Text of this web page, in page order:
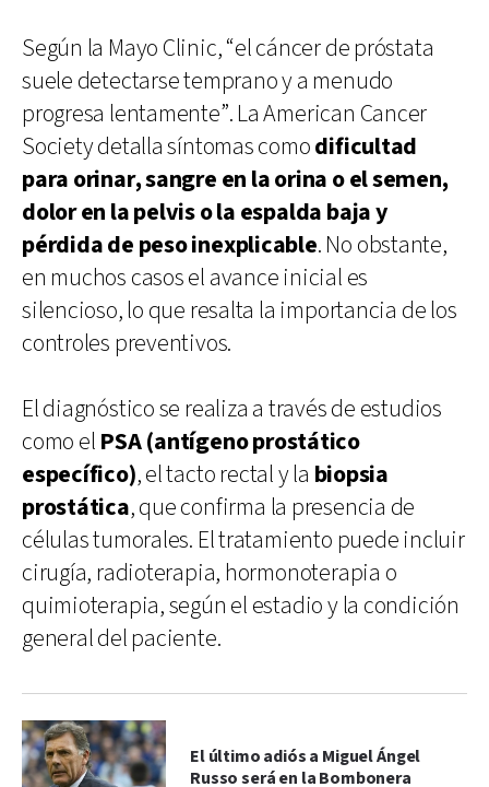
Según la Mayo Clinic, “el cáncer de próstata
suele detectarse temprano y a menudo
progresa lentamente”. La American Cancer
Society detalla síntomas comodificultad
para orinar, sangre en la orina o el semen,
dolor en la pelvis o la espalda baja y
pérdida de peso inexplicable. No obstante,
en muchos casos el avance inicial es
silencioso, lo que resalta la importancia de los
controles preventivos.
El diagnóstico se realiza a través de estudios
como el PSA (antígeno prostático
específico), el tacto rectal y la biopsia
prostática, que confirma la presencia de
células tumorales. El tratamiento puede incluir
cirugía, radioterapia, hormonoterapia o
quimioterapia, según el estadio y la condición
general del paciente.
El último adiós a Miguel Ángel
Russo será en la Bombonera